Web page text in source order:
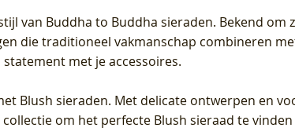
van Buddha to Buddha sieraden. Bekend
die traditioneel vakmanschap combineren
met je accessoires.
Blush sieraden. Met delicate ontwerpen en
om het perfecte Blush sieraad te